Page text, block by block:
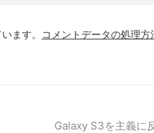
ます。
コメントデータの処理
Galaxy S3を主義に